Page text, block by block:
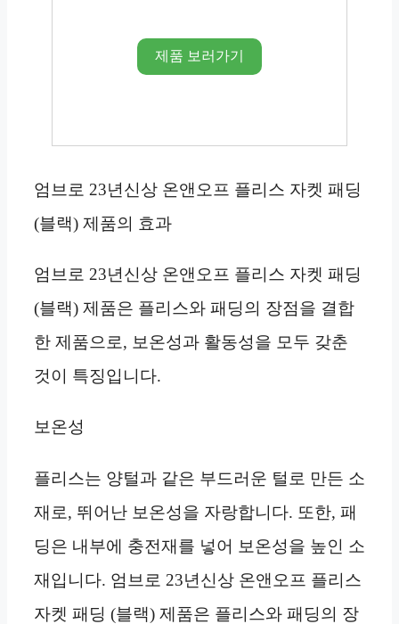
제품 보러가기
엄브로 23년신상 온앤오프 플리스 자켓 패딩
(블랙) 제품의 효과
엄브로 23년신상 온앤오프 플리스 자켓 패딩
(블랙) 제품은 플리스와 패딩의 장점을 결합
한 제품으로, 보온성과 활동성을 모두 갖춘
것이 특징입니다.
보온성
플리스는 양털과 같은 부드러운 털로 만든 소
재로, 뛰어난 보온성을 자랑합니다. 또한, 패
딩은 내부에 충전재를 넣어 보온성을 높인 소
재입니다. 엄브로 23년신상 온앤오프 플리스
자켓 패딩 (블랙) 제품은 플리스와 패딩의 장